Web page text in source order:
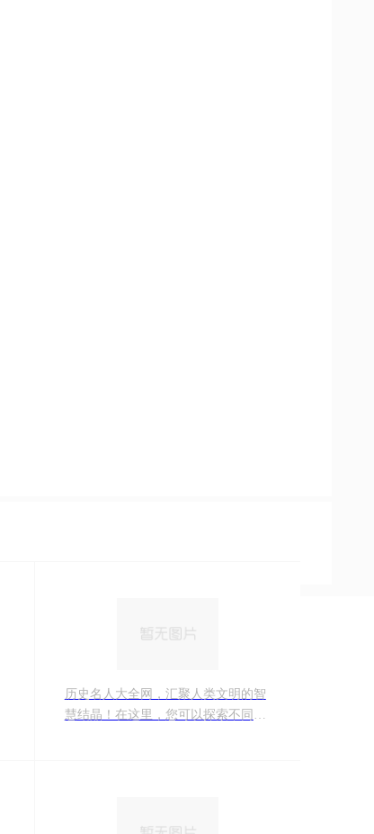
历史名人大全网，汇聚人类文明的智
慧结晶！在这里，您可以探索不同领